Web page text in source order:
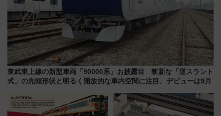
東武東上線の新型車両「90000系」お披露目 斬新な「逆スラント
式」の先頭形状と明るく開放的な車内空間に注目、デビューは9月